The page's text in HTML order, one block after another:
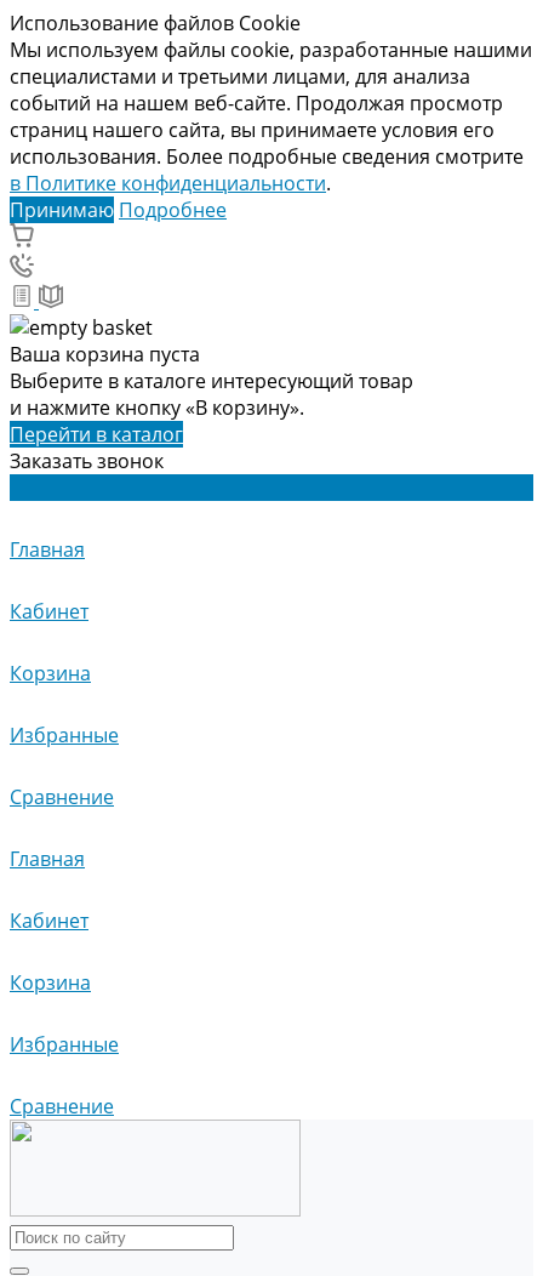
Использование файлов Cookie
Мы используем файлы cookie, разработанные нашими
специалистами и третьими лицами, для анализа
событий на нашем веб-сайте. Продолжая просмотр
страниц нашего сайта, вы принимаете условия его
использования. Более подробные сведения смотрите
в Политике конфиденциальности.
Принимаю Подробнее
Ваша корзина пуста
Выберите в каталоге интересующий товар
и нажмите кнопку «В корзину».
Перейти в каталог
Заказать звонок
Главная
Кабинет
Корзина
Избранные
Сравнение
Главная
Кабинет
Корзина
Избранные
Сравнение